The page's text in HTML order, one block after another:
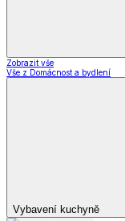
Zobrazit vše
Vše z Domácnost a bydlení
Vybavení kuchyně